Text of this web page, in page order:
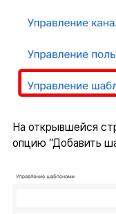
На открывшейся
опцию “Добавить